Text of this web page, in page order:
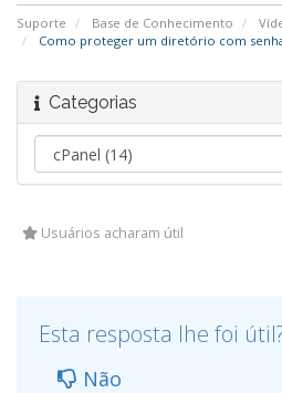
Suporte Base de Conhecimento
Como proteger um diretório com
Categorias
Usuários acharam útil
Esta resposta lhe foi
Não